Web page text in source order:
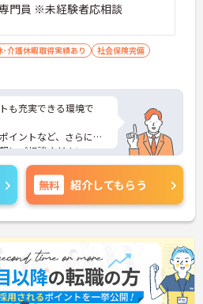
門員 ※未経験者応相談
･介護休暇取得実績あり
社会保険完備
も充実できる環境で
イントなど、さらに詳
にご相談ください。
無料 紹介してもらう